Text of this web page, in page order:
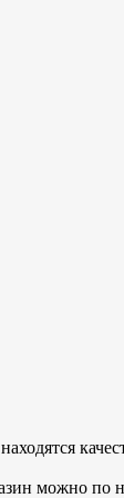
можно по